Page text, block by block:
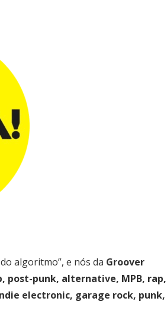
algoritmo”, e nós da Groover
post-punk, alternative, MPB, rap,
electronic, garage rock, punk,